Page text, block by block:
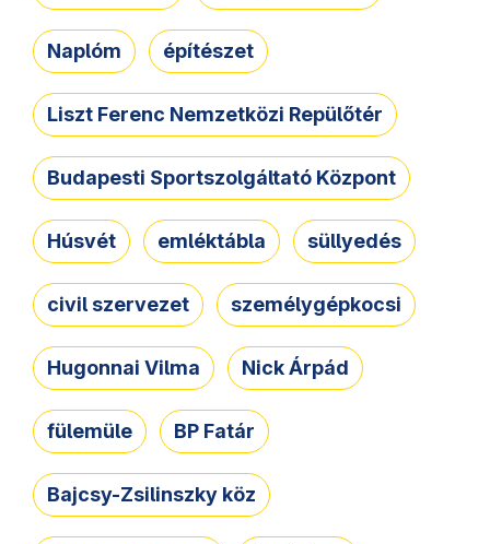
Naplóm építészet
Liszt Ferenc Nemzetközi Repülőtér
Budapesti Sportszolgáltató Központ
Húsvét emléktábla süllyedés
civil szervezet személygépkocsi
Hugonnai Vilma Nick Árpád
fülemüle BP Fatár
Bajcsy-Zsilinszky köz